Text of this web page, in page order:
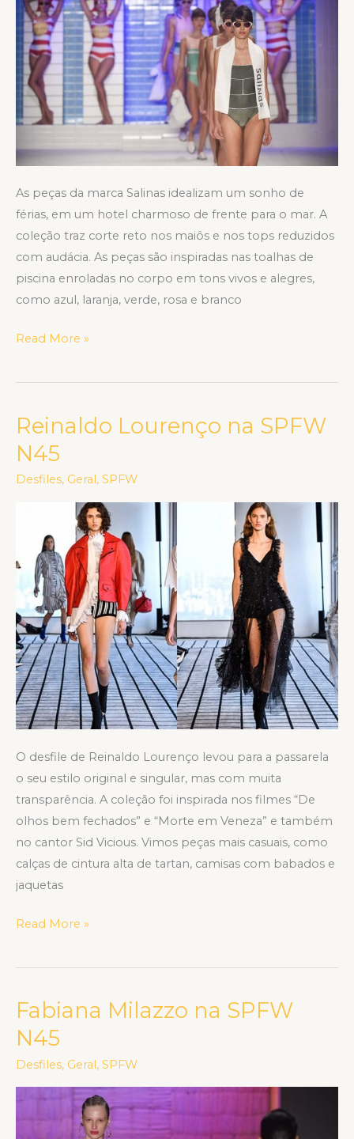
As peças da marca Salinas idealizam um sonho de
férias, em um hotel charmoso de frente para o mar. A
coleção traz corte reto nos maiôs e nos tops reduzidos
com audácia. As peças são inspiradas nas toalhas de
piscina enroladas no corpo em tons vivos e alegres,
como azul, laranja, verde, rosa e branco
Read More »
Reinaldo Lourenço na SPFW
N45
Desfiles, Geral, SPFW
O desfile de Reinaldo Lourenço levou para a passarela
o seu estilo original e singular, mas com muita
transparência. A coleção foi inspirada nos filmes “De
olhos bem fechados” e “Morte em Veneza” e também
no cantor Sid Vicious. Vimos peças mais casuais, como
calças de cintura alta de tartan, camisas com babados e
jaquetas
Reinaldo
Lourenço
na
SPFW
Read More »
Fabiana Milazzo na SPFW
N45
Desfiles, Geral, SPFW
Fabiana
Milazzo
na
SPFW